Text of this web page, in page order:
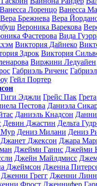
Ванесса Лоренцо Ванесса
Вера Брежнева Вера
Вероника Варекова
Фастерова Вида
Виктория Дайнеко
Здрок Виктория
Виржини Ледуайен
Габриэль Риченс
Гейл Портер
Гиги Эджли Грейс Пак Грета
Пестова Даниэла
Даниэль Кнадсон
Девин Джастин Дельта
Дениз Милани Дениз
Джанет Джексон Джара
Джейми Ганнс Джейми
Джейн Майлдмисс
Джеймсон Дженна
Дженни Грегг Дженни Линн
Фрост Дженнифер